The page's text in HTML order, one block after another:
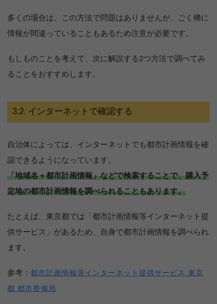
多くの場合は、この方法で問題はありませんが、ごく稀に
情報が間違っていることもあるため注意が必要です。
もしものことを考えて、次に解説する2つ方法で調べてみ
ることをおすすめします。
インターネットで確認する
自治体によっては、インターネットでも都市計画情報を確
認できるようになっています。
「地域名＋都市計画情報」などで検索することで、購入予
定地の都市計画情報を調べられることもあります。
たとえば、東京都では「都市計画情報等インターネット提
供サービス」があるため、自身で都市計画情報を調べられ
ます。
参考： 都市計画情報等インターネット提供サービス 東京
都 都市整備局